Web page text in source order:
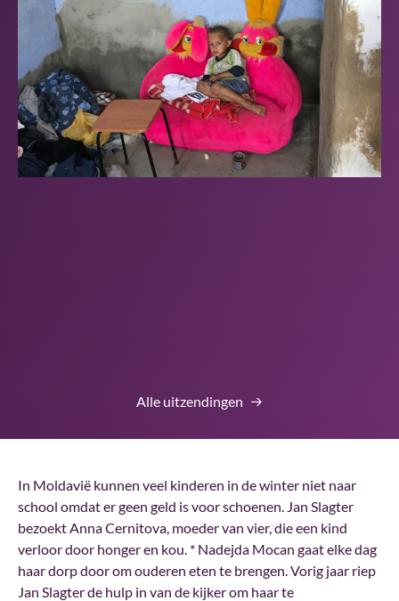
Alle uitzendingen
In Moldavië kunnen veel kinderen in de winter niet naar
school omdat er geen geld is voor schoenen. Jan Slagter
bezoekt Anna Cernitova, moeder van vier, die een kind
verloor door honger en kou. * Nadejda Mocan gaat elke dag
haar dorp door om ouderen eten te brengen. Vorig jaar riep
Jan Slagter de hulp in van de kijker om haar te